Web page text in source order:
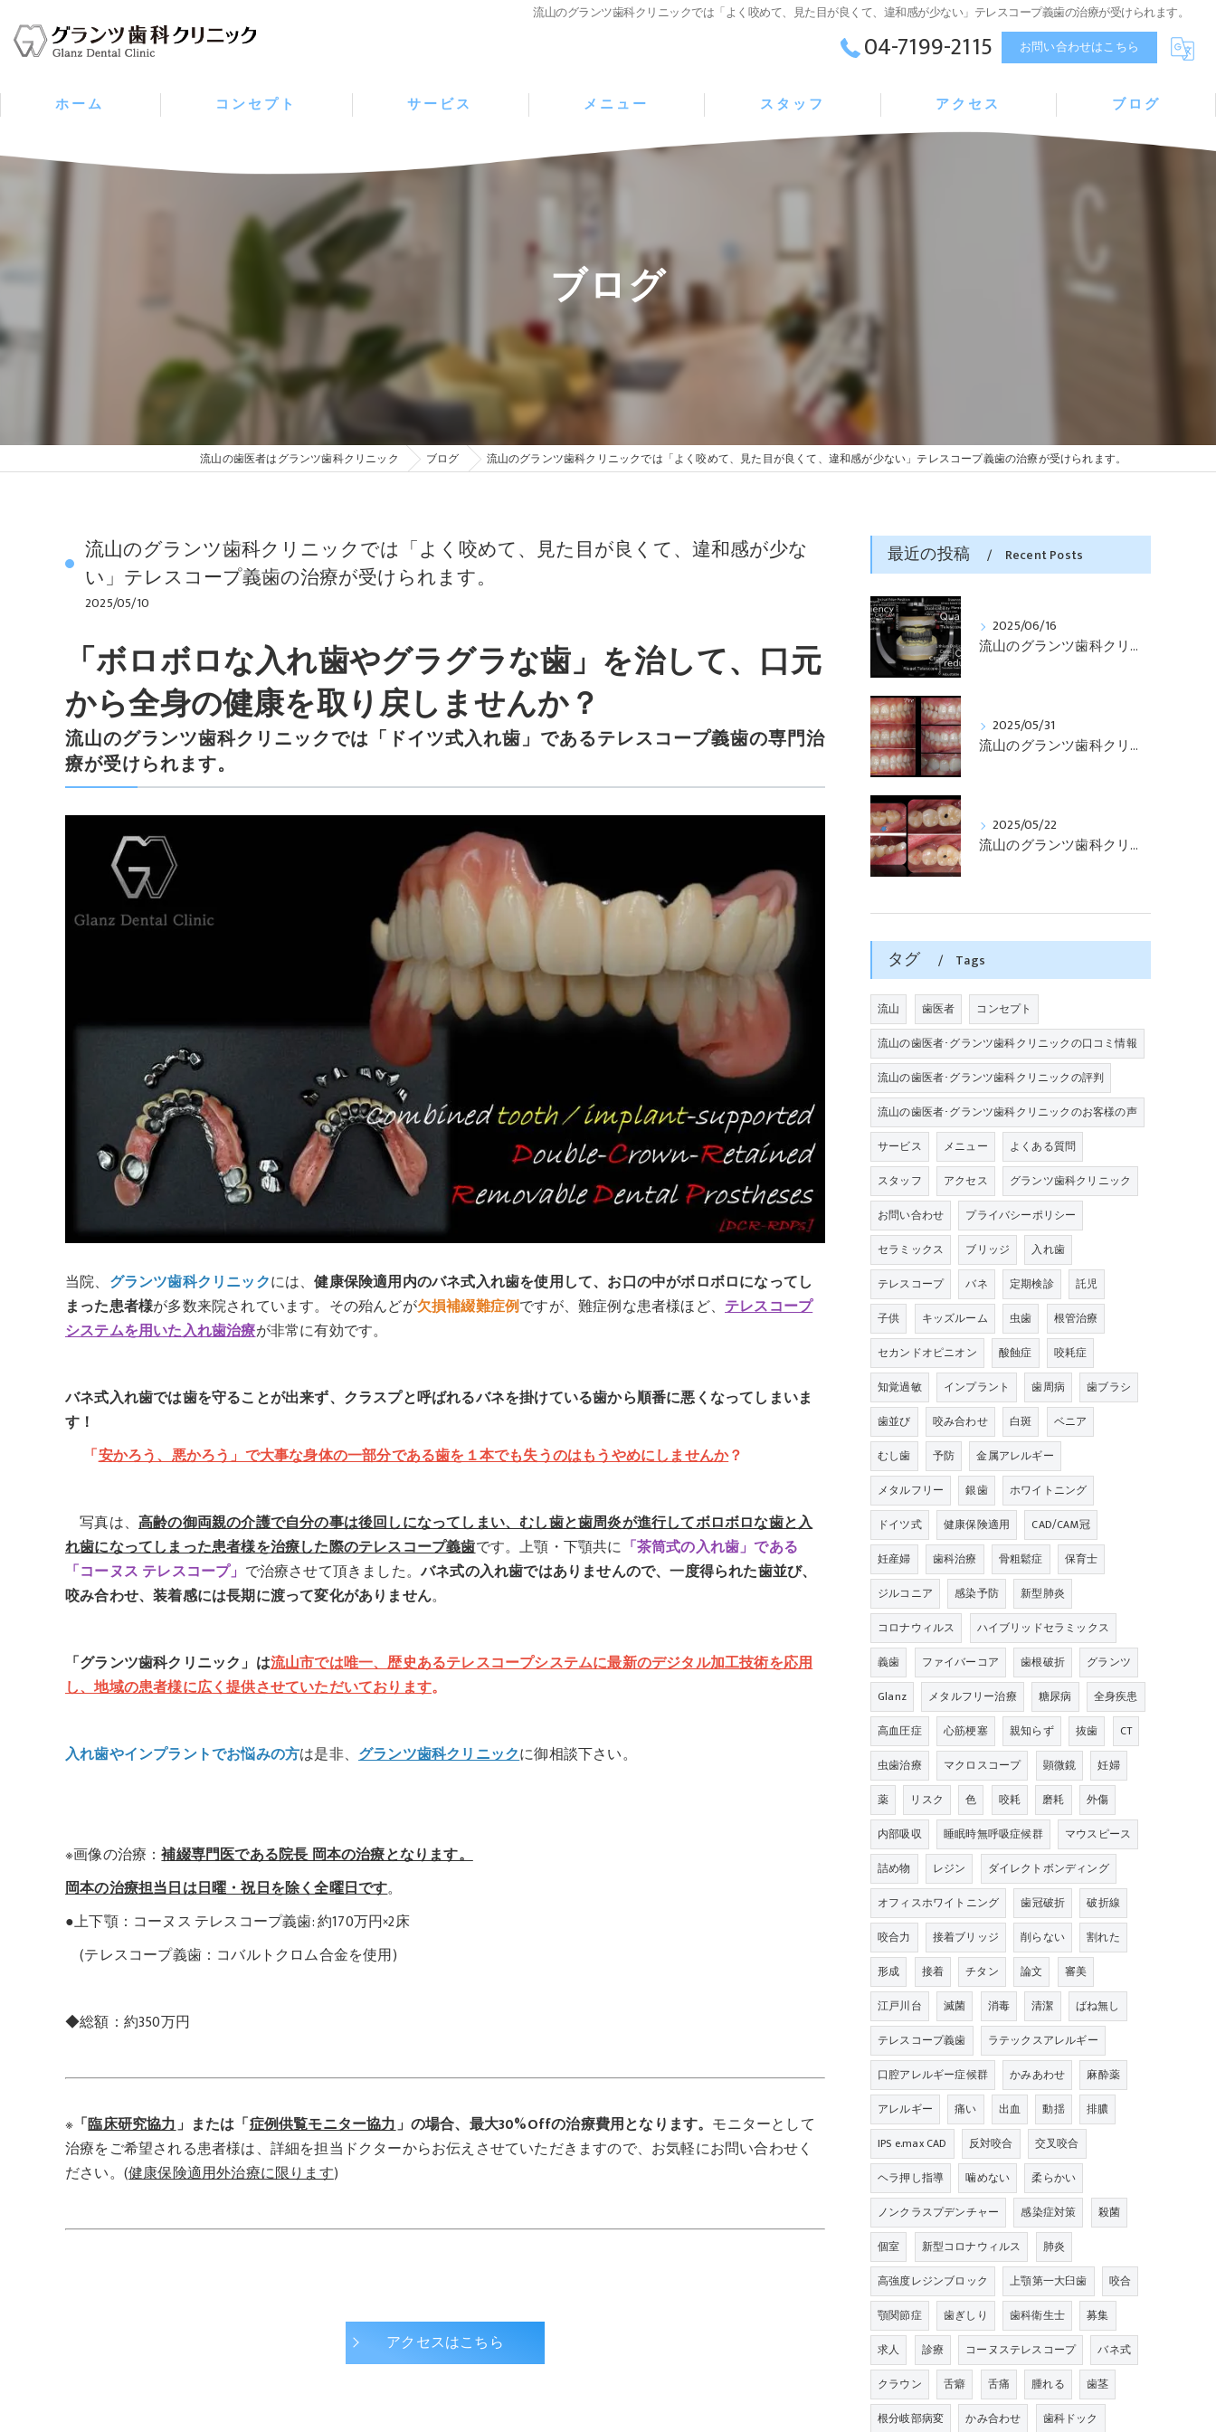
流山のグランツ歯科クリニックでは「よく咬めて、見た目が良くて、違和感が少ない」テレスコープ義歯の治療が受けられます。
04-7199-2115 お問い合わせはこちら
ホーム コンセプト サービス メニュー スタッフ アクセス ブログ
ブログ
流山の歯医者はグランツ歯科クリニック ブログ 流山のグランツ歯科クリニックでは「よく咬めて、見た目が良くて、違和感が少ない」テレスコープ義歯の治療が受けられます。
流山のグランツ歯科クリニックでは「よく咬めて、見た目が良くて、違和感が少な
い」テレスコープ義歯の治療が受けられます。
2025/05/10
流山のグランツ歯科クリニックでは「ドイツ式入れ歯」であるテレスコープ義歯の専門治
療が受けられます。
「ボロボロな入れ歯やグラグラな歯」を治して、口元
から全身の健康を取り戻しませんか？
当院、 グランツ歯科クリニックには、健康保険適用内のバネ式入れ歯を使用して、お口の中がボロボロになってし
まった患者様が多数来院されています。その殆んどが欠損補綴難症例ですが、難症例な患者様ほど、テレスコープ
システムを用いた入れ歯治療が非常に有効です。
バネ式入れ歯では歯を守ることが出来ず、クラスプと呼ばれるバネを掛けている歯から順番に悪くなってしまいま
す！
「安かろう、悪かろう」で大事な身体の一部分である歯を１本でも失うのはもうやめにしませんか？
写真は、 高齢の御両親の介護で自分の事は後回しになってしまい、むし歯と歯周炎が進行してボロボロな歯と入
れ歯になってしまった患者様を治療した際のテレスコープ義歯です。上顎・下顎共に 「茶筒式の入れ歯」である
「コーヌス テレスコープ」 で治療させて頂きました。バネ式の入れ歯ではありませんので、一度得られた歯並び、
咬み合わせ、装着感には長期に渡って変化がありません。
「グランツ歯科クリニック」は流山市では唯一、歴史あるテレスコープシステムに最新のデジタル加工技術を応用
し、地域の患者様に広く提供させていただいております。
入れ歯やインプラントでお悩みの方は是非、グランツ歯科クリニックに御相談下さい。
※画像の治療：補綴専門医である院長 岡本の治療となります。
岡本の治療担当日は日曜・祝日を除く全曜日です。
●上下顎：コーヌス テレスコープ義歯: 約170万円×2床
(テレスコープ義歯：コバルトクロム合金を使用)
◆総額：約350万円
※ 「臨床研究協力」または「症例供覧モニター協力」の場合、最大30%Offの治療費用となります。 モニターとして
治療をご希望される患者様は、詳細を担当ドクターからお伝えさせていただきますので、お気軽にお問い合わせく
ださい。(健康保険適用外治療に限ります)
アクセスはこちら
最近の投稿 Recent Posts
2025/06/16
流山のグランツ歯科クリニックでは「咬合と審美」に特化した「補綴専門医」による診断・治療が受けられます。
2025/05/31
流山のグランツ歯科クリニックでは「知らない間に銀歯ばっかり」でもホワイトニングとセラミックスの専門治療が受けられます。
2025/05/22
流山のグランツ歯科クリニックでは「歯医者が怖い」方でもインプラントやセラミックスの治療が受けられます。
タグ Tags
流山 歯医者
コンセプト
流山の歯医者･グランツ歯科クリニックの口コミ情報
流山の歯医者･グランツ歯科クリニックの評判
流山の歯医者･グランツ歯科クリニックのお客様の声
サービス
メニュー
よくある質問
スタッフ
アクセス
グランツ歯科クリニック
お問い合わせ
プライバシーポリシー
セラミックス
ブリッジ
入れ歯
テレスコープ
バネ 定期検診
託児
子供
キッズルーム 虫歯
根管治療
セカンドオピニオン
酸蝕症
咬耗症
知覚過敏
インプラント 歯周病
歯ブラシ
歯並び
咬み合わせ 白斑
ベニア
むし歯
予防
金属アレルギー
メタルフリー
銀歯
ホワイトニング
ドイツ式
健康保険適用
CAD/CAM冠
妊産婦
歯科治療 骨粗鬆症
保育士
ジルコニア
感染予防
新型肺炎
コロナウィルス
ハイブリッドセラミックス
義歯
ファイバーコア 歯根破折
グランツ
Glanz
メタルフリー治療 糖尿病
全身疾患
高血圧症
心筋梗塞 親知らず 抜歯
CT
虫歯治療
マクロスコープ 顕微鏡
妊婦
薬
リスク 色 咬耗 磨耗
外傷
内部吸収
睡眠時無呼吸症候群
マウスピース
詰め物
レジン
ダイレクトボンディング
オフィスホワイトニング
歯冠破折
破折線
咬合力
接着ブリッジ 削らない
割れた
形成
接着 チタン 論文
審美
江戸川台
滅菌 消毒 清潔
ばね無し
テレスコープ義歯
ラテックスアレルギー
口腔アレルギー症候群
かみあわせ
麻酔薬
アレルギー
痛い 出血 動揺
排膿
IPS e.max CAD
反対咬合
交叉咬合
ヘラ押し指導
噛めない
柔らかい
ノンクラスプデンチャー
感染症対策
殺菌
個室
新型コロナウィルス
肺炎
高強度レジンブロック
上顎第一大臼歯
咬合
顎関節症
歯ぎしり 歯科衛生士
募集
求人
診療 コーヌステレスコープ
バネ式
クラウン
舌癖 舌痛 腫れる
歯茎
根分岐部病変
かみ合わせ
歯科ドック